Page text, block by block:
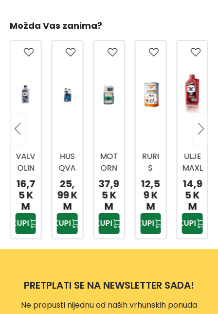
Možda Vas zanima?
VALV
OLIN
E
ULJE
SYNP
OWE
R
5W4
0 1L
16,7
5 K
M
KUPI
HUS
QVA
RNA
DVO
TAKN
TO
ULJE
1L
25,
99 K
M
KUPI
MOT
ORN
O
ULJE
HP
SUPE
R 1L
DOZ
ER
37,9
5 K
M
KUPI
RURI
S
ULJE
4T
600
ML
060
12,5
9 K
M
KUPI
ULJE
MAXL
IFE
10W4
0 1L
SW
14,9
5 K
M
KUPI
PRETPLATI SE NA NEWSLETTER SADA!
Ne propusti nijednu od naših vrhunskih ponuda